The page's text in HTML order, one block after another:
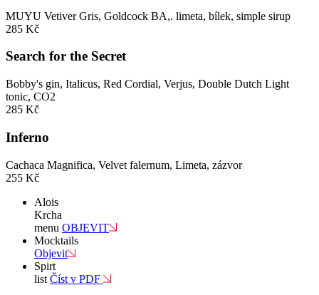
MUYU Vetiver Gris, Goldcock BA,. limeta, bílek, simple sirup
285 Kč
Search for the Secret
Bobby's gin, Italicus, Red Cordial, Verjus, Double Dutch Light
tonic, CO2
285 Kč
Inferno
Cachaca Magnifica, Velvet falernum, Limeta, zázvor
255 Kč
Alois
Krcha
menu OBJEVIT
Mocktails
Objevit
Spirt
list Číst v PDF